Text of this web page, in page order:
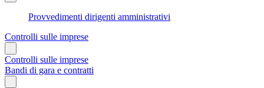
Provvedimenti dirigenti amministrativi
Controlli sulle imprese
Controlli sulle imprese
Bandi di gara e contratti